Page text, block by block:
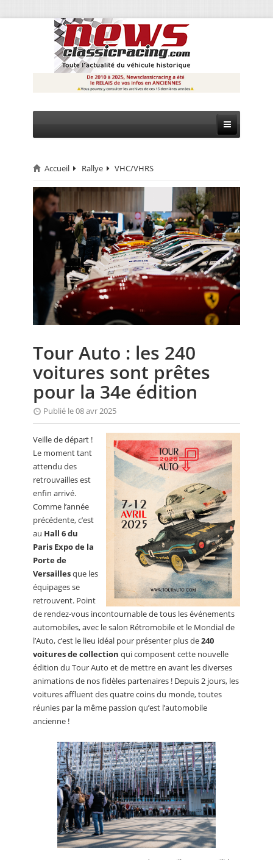
CIRCUIT
RALLYE
MONTAGNE
EVÈNEMENTS
CALENDRIER
FOCUS
ANNUAIRES
PETITES ANNONCES
Accueil Rallye VHC/VHRS
Tour Auto : les 240
voitures sont prêtes
pour la 34e édition
Publié le 08 avr 2025
Veille de départ !
Le moment tant
attendu des
retrouvailles est
enfin arrivé.
Comme l’année
précédente, c’est
au Hall 6 du
Paris Expo de la
Porte de
Versaillesque les
équipages se
retrouvent. Point
de rendez-vous incontournable de tous les événements
automobiles, avec le salon Rétromobile et le Mondial de
l’Auto, c’est le lieu idéal pour présenter plus de240
voitures de collection qui composent cette nouvelle
édition du Tour Auto et de mettre en avant les diverses
animations de nos fidèles partenaires ! Depuis 2 jours, les
voitures affluent des quatre coins du monde, toutes
réunies par la même passion qu’est l’automobile
ancienne !